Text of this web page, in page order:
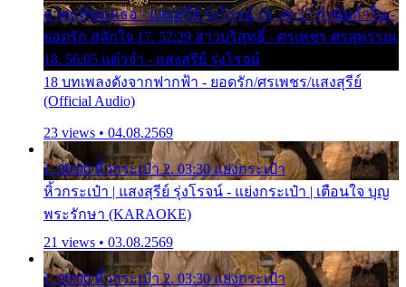
ธาตุแท้ของเธอ - แสงสุรีย์ รุ่งโรจน์ 16. 49:57 กำนันกำใน -
ยอดรัก สลักใจ 17. 52:29 สาวบริสุทธิ์ - ศรเพชร ศรสุพรรณ
18. 56:05 แต๋วจ๋า - แสงสุรีย์ รุ่งโรจน์
18 บทเพลงดังจากฟากฟ้า - ยอดรัก/ศรเพชร/แสงสุรีย์
(Official Audio)
23 views • 04.08.2569
1. 00:00 หิ้วกระเป๋า 2. 03:30 แย่งกระเป๋า
หิ้วกระเป๋า | แสงสุรีย์ รุ่งโรจน์ - แย่งกระเป๋า | เตือนใจ บุญ
พระรักษา (KARAOKE)
21 views • 03.08.2569
1. 00:00 หิ้วกระเป๋า 2. 03:30 แย่งกระเป๋า